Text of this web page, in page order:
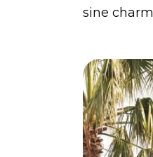
sine